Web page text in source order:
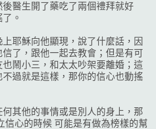
醫生開了藥吃了兩個禮拜就好
。
耶穌向他顯現，說了什麼話，因
了，跟他一起去教會；但是有可
鬧小三，和太太吵架要離婚；這
過就是這樣，那你的信心也動搖
其他的事情或是別人的身上，那
信心的時候 可能是有做為榜樣的幫